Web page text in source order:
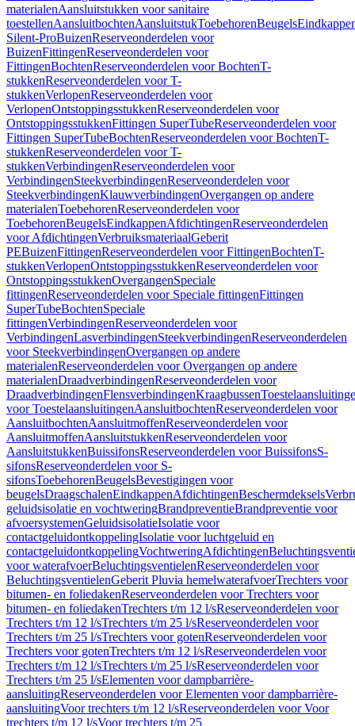
materialenAansluitstukken voor sanitaire
toestellenAansluitbochtenAansluitstukToebehorenBeugels
Silent-ProBuizenReserveonderdelen voor
BuizenFittingenReserveonderdelen voor
FittingenBochtenReserveonderdelen voor BochtenT-
stukkenReserveonderdelen voor T-
stukkenVerlopenReserveonderdelen voor
VerlopenOntstoppingsstukkenReserveonderdelen voor
OntstoppingsstukkenFittingen SuperTubeReserveonderdelen voor
Fittingen SuperTubeBochtenReserveonderdelen voor BochtenT-
stukkenReserveonderdelen voor T-
stukkenVerbindingenReserveonderdelen voor
VerbindingenSteekverbindingenReserveonderdelen voor
SteekverbindingenKlauwverbindingenOvergangen op andere
materialenToebehorenReserveonderdelen voor
ToebehorenBeugelsEindkappenAfdichtingenReserveonderdelen
voor AfdichtingenVerbruiksmateriaalGeberit
PEBuizenFittingenReserveonderdelen voor FittingenBochtenT-
stukkenVerlopenOntstoppingsstukkenReserveonderdelen voor
OntstoppingsstukkenOvergangenSpeciale
fittingenReserveonderdelen voor Speciale fittingenFittingen
SuperTubeBochtenSpeciale
fittingenVerbindingenReserveonderdelen voor
VerbindingenLasverbindingenSteekverbindingenReserveonderdelen
voor SteekverbindingenOvergangen op andere
materialenReserveonderdelen voor Overgangen op andere
materialenDraadverbindingenReserveonderdelen voor
DraadverbindingenFlensverbindingenKraagbussen
voor ToestelaansluitingenAansluitbochtenReserveonderdelen voor
AansluitbochtenAansluitmoffenReserveonderdelen voor
AansluitmoffenAansluitstukkenReserveonderdelen voor
AansluitstukkenBuissifonsReserveonderdelen voor BuissifonsS-
sifonsReserveonderdelen voor S-
sifonsToebehorenBeugelsBevestigingen voor
beugelsDraagschalenEindkappenAfdichtingenBeschermdeksels
geluidsisolatie en vochtweringBrandpreventieBrandpreventie voor
afvoersystemenGeluidsisolatieIsolatie voor
contactgeluidontkoppelingIsolatie voor luchtgeluid en
contactgeluidontkoppelingVochtweringAfdichtingen
voor waterafvoerBeluchtingsventielenReserveonderdelen voor
BeluchtingsventielenGeberit Pluvia hemelwaterafvoerTrechters voor
bitumen- en foliedakenReserveonderdelen voor Trechters voor
bitumen- en foliedakenTrechters t/m 12 l/sReserveonderdelen voor
Trechters t/m 12 l/sTrechters t/m 25 l/sReserveonderdelen voor
Trechters t/m 25 l/sTrechters voor gotenReserveonderdelen voor
Trechters voor gotenTrechters t/m 12 l/sReserveonderdelen voor
Trechters t/m 12 l/sTrechters t/m 25 l/sReserveonderdelen voor
Trechters t/m 25 l/sElementen voor dampbarrière-
aansluitingReserveonderdelen voor Elementen voor dampbarrière-
aansluitingVoor trechters t/m 12 l/sReserveonderdelen voor Voor
trechters t/m 12 l/sVoor trechters t/m 25